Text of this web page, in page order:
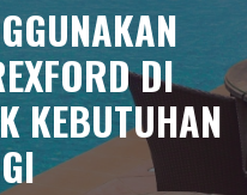
DI
KEBUTUHAN